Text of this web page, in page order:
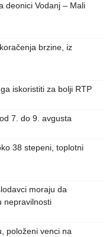
deonici Vodanj – Mali
brzine, iz
iskoristiti za bolji RTP
7. do 9. avgusta
38 stepeni, toplotni
moraju da
nepravilnosti
položeni venci na